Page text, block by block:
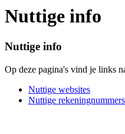
Nuttige info
Nuttige info
Op deze pagina's vind je links
Nuttige websites
Nuttige